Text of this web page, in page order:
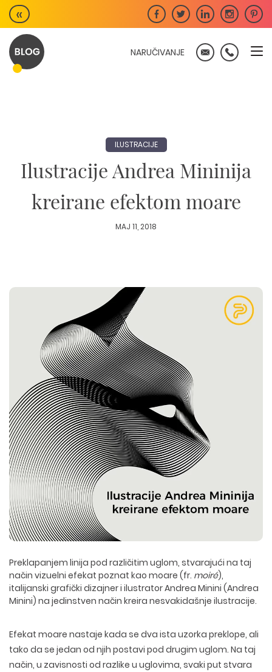
Skip
to
content
«
NARUČIVANJE
ILUSTRACIJE
Ilustracije Andrea Mininija
kreirane efektom moare
MAJ 11, 2018
Preklapanjem linija pod različitim uglom, stvarajući na taj
način vizuelni efekat poznat kao moare (fr. moiré),
italijanski grafički dizajner i ilustratorAndrea Minini (Andrea
Minini) na jedinstven način kreira nesvakidašnje ilustracije.
Efekat moare nastaje kada se dva ista uzorka preklope, ali
tako da se jedan od njih postavi pod drugim uglom. Na taj
način, u zavisnosti od razlike u uglovima, svaki put stvara